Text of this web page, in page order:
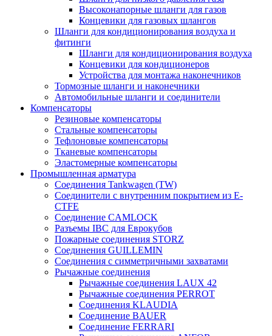
Высоконапорные шланги для газов
Концевики для газовых шлангов
Шланги для кондиционирования воздуха и
фитинги
Шланги для кондиционирования воздуха
Концевики для кондиционеров
Устройства для монтажа наконечников
Тормозные шланги и наконечники
Автомобильные шланги и соединители
Компенсаторы
Резиновые компенсаторы
Стальные компенсаторы
Тефлоновые компенсаторы
Тканевые компенсаторы
Эластомерные компенсаторы
Промышленная арматура
Соединения Tankwagen (TW)
Соединители с внутренним покрытием из E-
CTFE
Соединение CAMLOCK
Разъемы IBC для Еврокубов
Пожарные соединения STORZ
Соединения GUILLEMIN
Соединения с симметричными захватами
Рычажные соединения
Рычажные соединения LAUX 42
Рычажные соединения PERROT
Соединения KLAUDIA
Соединение BAUER
Соединение FERRARI